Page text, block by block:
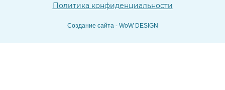
Политика конфиденциальности
Создание сайта - WoW DESIGN